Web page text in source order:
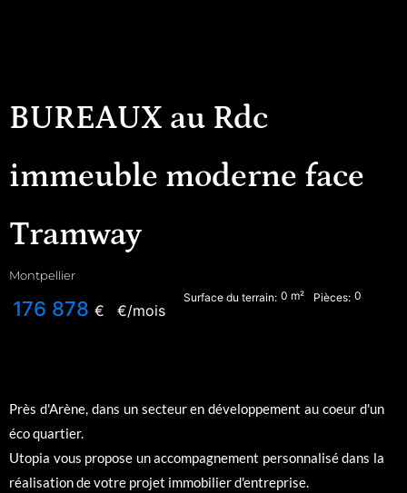
BUREAUX au Rdc
immeuble moderne face
Tramway
Montpellier
176 878 € €/mois
Surface du terrain: 0 m² Pièces: 0
Près d'Arène, dans un secteur en développement au coeur d'un
éco quartier.
Utopia vous propose un accompagnement personnalisé dans la
réalisation de votre projet immobilier d'entreprise.